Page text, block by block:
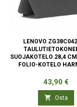
LENOVO
SUOJAKOTELO 28,4
FOLIO-KOTELO
Hinta
43,90 €
 Osta